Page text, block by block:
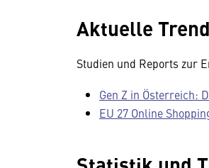
Aktuelle
Studien und Reports zur
Gen Z in Österreich:
EU 27 Online